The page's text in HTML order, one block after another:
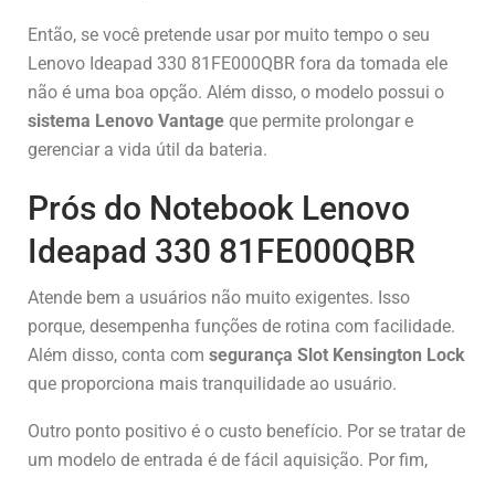
Então, se você pretende usar por muito tempo o seu
Lenovo Ideapad 330 81FE000QBR fora da tomada ele
não é uma boa opção. Além disso, o modelo possui o
sistema Lenovo Vantage que permite prolongar e
gerenciar a vida útil da bateria.
Prós do Notebook Lenovo
Ideapad 330 81FE000QBR
Atende bem a usuários não muito exigentes. Isso
porque, desempenha funções de rotina com facilidade.
Além disso, conta com segurança Slot Kensington Lock
que proporciona mais tranquilidade ao usuário.
Outro ponto positivo é o custo benefício. Por se tratar de
um modelo de entrada é de fácil aquisição. Por fim,